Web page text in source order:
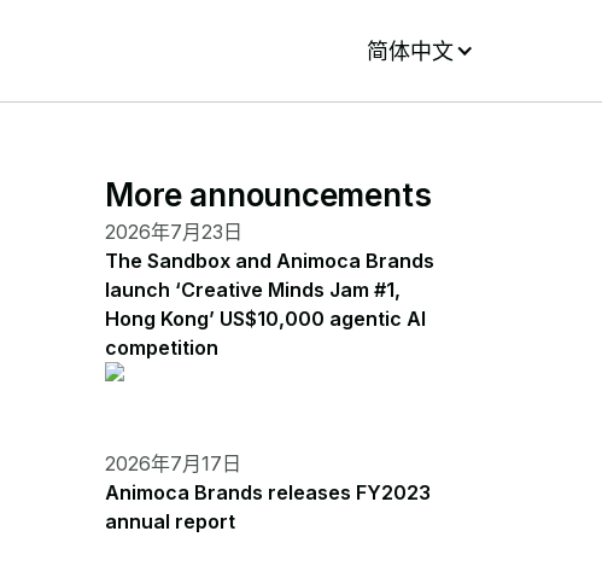
简体中文
More announcements
2026年7月23日
The Sandbox and Animoca Brands
launch ‘Creative Minds Jam #1,
Hong Kong’ US$10,000 agentic AI
competition
2026年7月17日
Animoca Brands releases FY2023
annual report